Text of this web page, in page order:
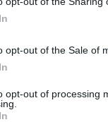
opt-out of the Sale of
opt-out of processing
5 και απο το